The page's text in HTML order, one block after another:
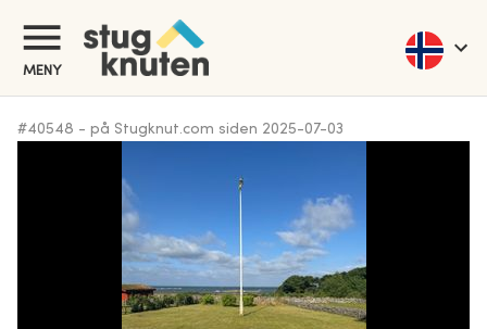
MENY
#40548 - på Stugknut.com siden 2025-07-03